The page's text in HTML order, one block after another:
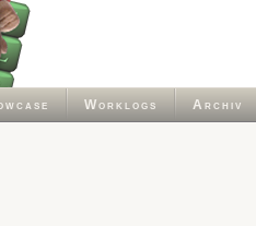
Worklogs Archiv